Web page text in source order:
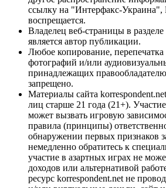
ссылку на "Интерфакс-Украина",
воспрещается.
Владелец веб-страницы в
является автор публикации.
Любое копирование,
фотографий и/или
принадлежащих
запрещено.
Материалы сайта
лиц старше 21 года (21+).
может вызвать игровую
правила (принципы)
обнаружении первых признаков
немедленно обратитесь к
участие в азартных играх не
доходов или альтернативой
ресурс korrespondent.net не